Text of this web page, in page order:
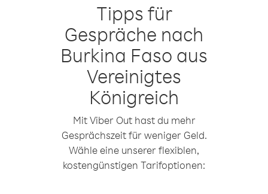
Tipps für
Gespräche nach
Burkina Faso aus
Vereinigtes
Königreich
Mit Viber Out hast du mehr
Gesprächszeit für weniger Geld.
Wähle eine unserer flexiblen,
kostengünstigen Tarifoptionen: